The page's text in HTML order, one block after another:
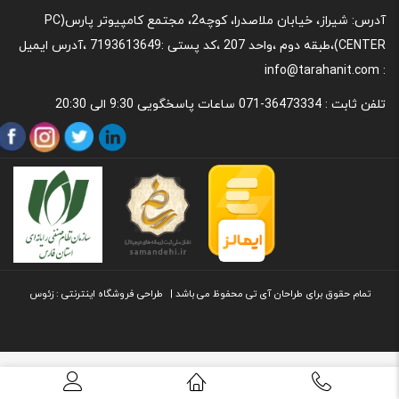
آدرس: شیراز، خیابان ملاصدرا، کوچه2، مجتمع کامپیوتر پارس(PC
CENTER)،طبقه دوم ،واحد 207 ،کد پستی :7193613649 ،آدرس ایمیل
: info@tarahanit.com
تلفن ثابت : 36473334-071 ساعات پاسخگویی 9:30 الی 20:30
تمام حقوق برای طراحان آی تی محفوظ می باشد | طراحی فروشگاه اینترنتی : زئوس